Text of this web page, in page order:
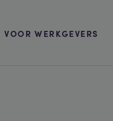
VOOR WERKGEVERS